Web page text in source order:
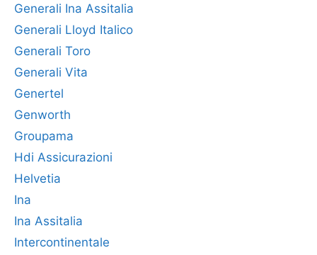
Generali Ina Assitalia
Generali Lloyd Italico
Generali Toro
Generali Vita
Genertel
Genworth
Groupama
Hdi Assicurazioni
Helvetia
Ina
Ina Assitalia
Intercontinentale